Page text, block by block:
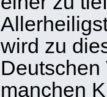
wird zu
Deutschen
manchen